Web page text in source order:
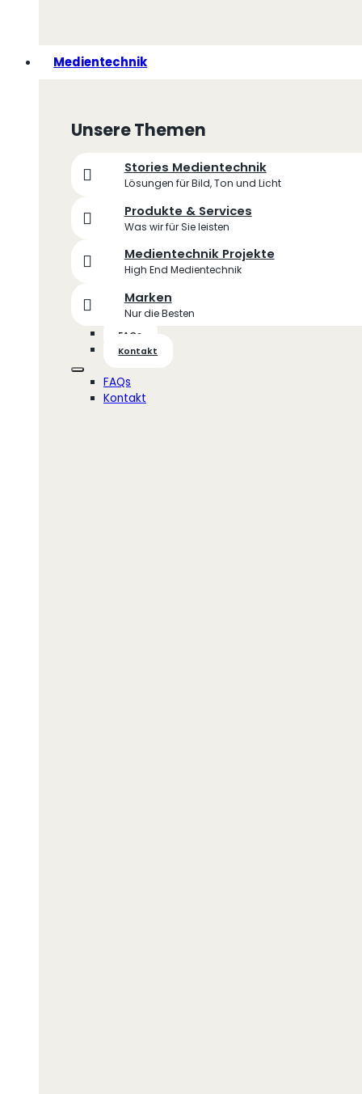
Medientechnik
Unsere Themen
Stories Medientechnik
Lösungen für Bild, Ton und Licht
Produkte & Services
Was wir für Sie leisten
Medientechnik Projekte
High End Medientechnik
Marken
Nur die Besten
FAQs
Kontakt
FAQs
Kontakt